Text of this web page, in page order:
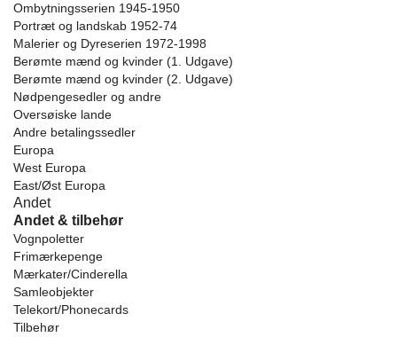
Ombytningsserien 1945-1950
Portræt og landskab 1952-74
Malerier og Dyreserien 1972-1998
Berømte mænd og kvinder (1. Udgave)
Berømte mænd og kvinder (2. Udgave)
Nødpengesedler og andre
Oversøiske lande
Andre betalingssedler
Europa
West Europa
East/Øst Europa
Andet
Andet & tilbehør
Vognpoletter
Frimærkepenge
Mærkater/Cinderella
Samleobjekter
Telekort/Phonecards
Tilbehør